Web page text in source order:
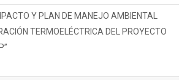
Y PLAN DE MANEJO AMBIENTAL
TERMOELÉCTRICA DEL PROYECTO